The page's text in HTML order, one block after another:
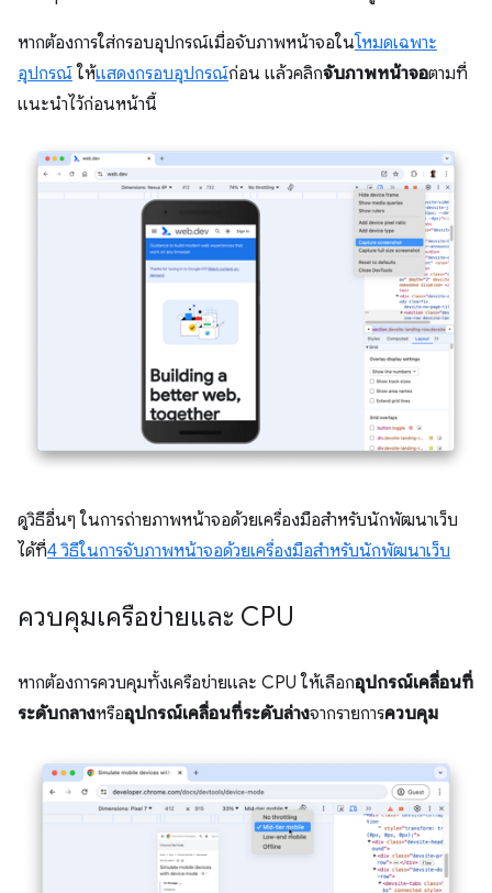
หากต้องการใส่กรอบอุปกรณ์เมื่อจับภาพหน้าจอในโหมดเฉพาะ
อุปกรณ์ให้แสดงกรอบอุปกรณ์ก่อน แล้วคลิกจับภาพหน้าจอตามที่
แนะนำไว้ก่อนหน้านี้
ดูวิธีอื่นๆ ในการถ่ายภาพหน้าจอด้วยเครื่องมือสำหรับนักพัฒนาเว็บ
ได้ที่4 วิธีในการจับภาพหน้าจอด้วยเครื่องมือสำหรับนักพัฒนาเว็บ
ควบคุมเครือข่ายและ CPU
หากต้องการควบคุมทั้งเครือข่ายและ CPU ให้เลือกอุปกรณ์เคลื่อนที่
ระดับกลางหรืออุปกรณ์เคลื่อนที่ระดับล่างจากรายการควบคุม